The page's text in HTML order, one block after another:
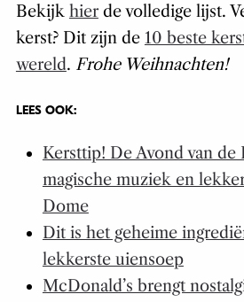
Bekijk hierde volledige lijst.
kerst? Dit zijn de 10 beste
wereld. Frohe Weihnachten!
LEES OOK:
Kersttip! De Avond van de
magische muziek en
Dome
Dit is het geheime
lekkerste uiensoep
McDonald’s brengt